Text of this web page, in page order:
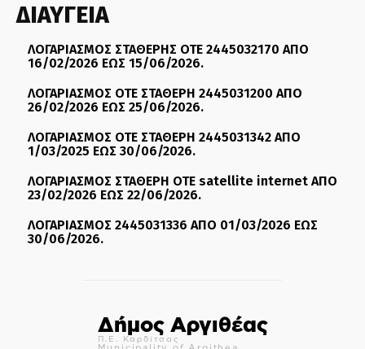
ΔΙΑΥΓΕΙΑ
ΛΟΓΑΡΙΑΣΜΟΣ ΣΤΑΘΕΡΗΣ ΟΤΕ 2445032170 ΑΠΟ
16/02/2026 ΕΩΣ 15/06/2026.
ΛΟΓΑΡΙΑΣΜΟΣ ΟΤΕ ΣΤΑΘΕΡΗ 2445031200 ΑΠΟ
26/02/2026 ΕΩΣ 25/06/2026.
ΛΟΓΑΡΙΑΣΜΟΣ ΟΤΕ ΣΤΑΘΕΡΗ 2445031342 ΑΠΟ
1/03/2025 ΕΩΣ 30/06/2026.
ΛΟΓΑΡΙΑΣΜΟΣ ΣΤΑΘΕΡΗ ΟΤΕ satellite internet ΑΠΟ
23/02/2026 ΕΩΣ 22/06/2026.
ΛΟΓΑΡΙΑΣΜΟΣ 2445031336 ΑΠΟ 01/03/2026 ΕΩΣ
30/06/2026.
Δήμος Αργιθέας
Π.Ε. Καρδίτσας
Municipality of Argithea